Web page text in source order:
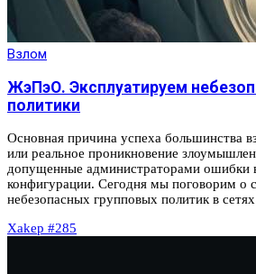
Взлом
ЖэПэО. Эксплуатируем
политики
Основная причина успеха большинства
или реальное проникновение
допущенные администраторами ошибки
конфигурации. Сегодня мы поговорим о
небезопасных групповых политик в
Xakep #285